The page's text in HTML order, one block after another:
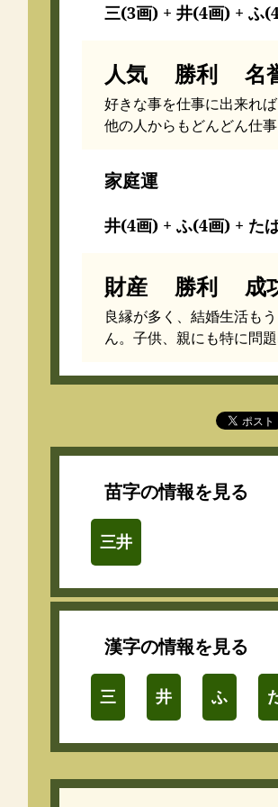
三(3画) + 井(4画) + ふ
人気 勝利
好きな事を仕事に出来れ
他の人からもどんどん仕
家庭運
井(4画) + ふ(4画) + た
財産 勝利
良縁が多く、結婚生活も
ん。子供、親にも特に問題
苗字の情報を見る
三井
漢字の情報を見る
三 井 ふ